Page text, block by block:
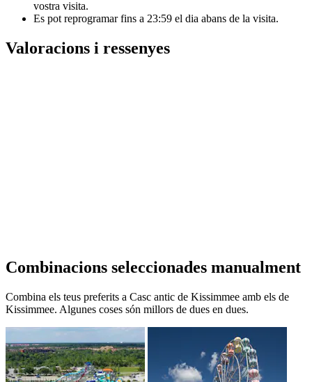
vostra visita.
Es pot reprogramar fins a 23:59 el dia abans de la visita.
Valoracions i ressenyes
Combinacions seleccionades manualment
Combina els teus preferits a Casc antic de Kissimmee amb els de
Kissimmee. Algunes coses són millors de dues en dues.